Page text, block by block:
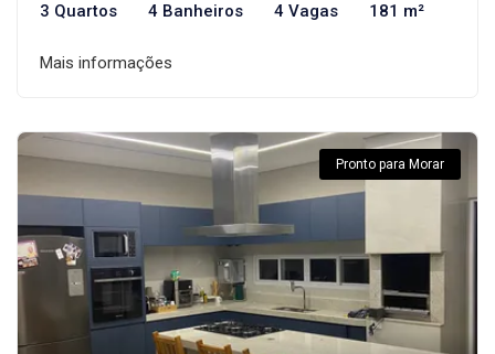
3 Quartos 4 Banheiros 4 Vagas 181 m²
Mais informações
Pronto para Morar